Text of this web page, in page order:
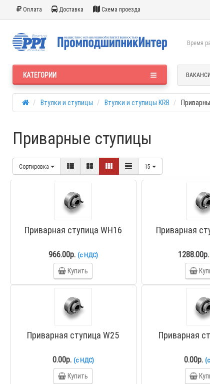
Оплата Доставка Схема проезда
Время
КАТЕГОРИИ
Втулки и ступицы Втулки и ступицы KRB
Приварные ступицы
Сортировка 15
Приварная ступица WH16
966.00р. (с НДС)
Купить
Приварная
1288.00р.
Приварная ступица W25
0.00р. (с НДС)
Купить
Приварная
0.00р.